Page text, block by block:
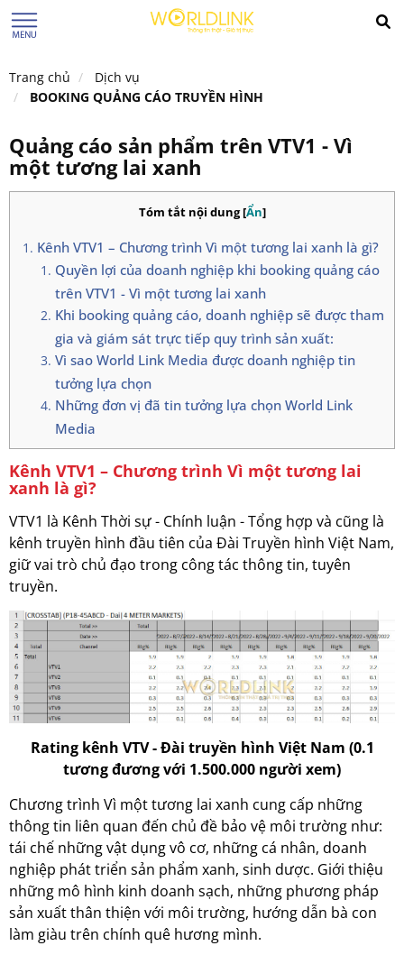
Trang chủ
Dịch vụ
BOOKING QUẢNG CÁO TRUYỀN HÌNH
Quảng cáo sản phẩm trên VTV1 - Vì
một tương lai xanh
Tóm tắt nội dung[Ẩn]
Kênh VTV1 – Chương trình Vì một tương lai xanh là gì?
Quyền lợi của doanh nghiệp khi booking quảng cáo
trên VTV1 - Vì một tương lai xanh
Khi booking quảng cáo, doanh nghiệp sẽ được tham
gia và giám sát trực tiếp quy trình sản xuất:
Vì sao World Link Media được doanh nghiệp tin
tưởng lựa chọn
Những đơn vị đã tin tưởng lựa chọn World Link
Media
Kênh VTV1 – Chương trình Vì một tương lai
xanh là gì?
VTV1 là Kênh Thời sự - Chính luận - Tổng hợp và cũng là
kênh truyền hình đầu tiên của Đài Truyền hình Việt Nam,
giữ vai trò chủ đạo trong công tác thông tin, tuyên
truyền.
Rating kênh VTV - Đài truyền hình Việt Nam (0.1
tương đương với 1.500.000 người xem)
Chương trình Vì một tương lai xanh cung cấp những
thông tin liên quan đến chủ đề bảo vệ môi trường như:
tái chế những vật dụng vô cơ, những cá nhân, doanh
nghiệp phát triển sản phẩm xanh, sinh dược. Giới thiệu
những mô hình kinh doanh sạch, những phương pháp
sản xuất thân thiện với môi trường, hướng dẫn bà con
làm giàu trên chính quê hương mình.